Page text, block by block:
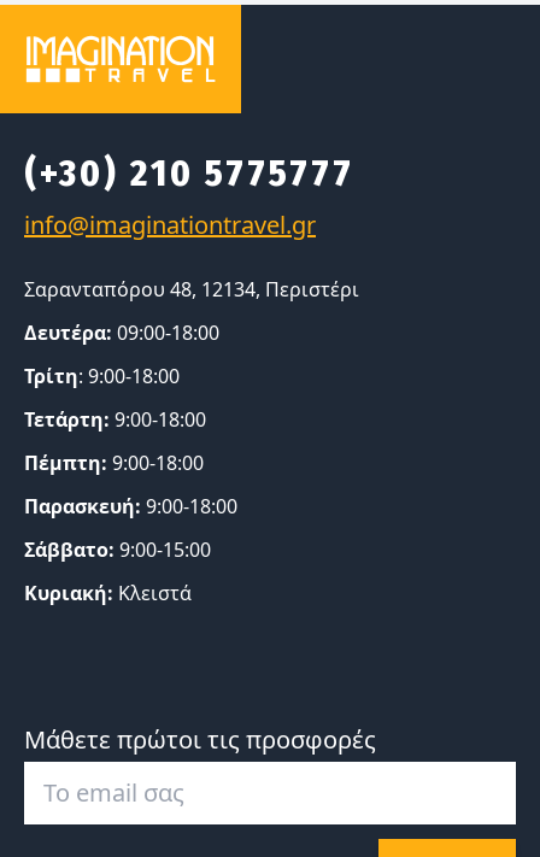
(+30) 210 5775777
Σαρανταπόρου 48, 12134, Περιστέρι
Δευτέρα: 09:00-18:00
Τρίτη: 9:00-18:00
Τετάρτη: 9:00-18:00
Πέμπτη: 9:00-18:00
Παρασκευή: 9:00-18:00
Σάββατο: 9:00-15:00
Κυριακή: Κλειστά
Μάθετε πρώτοι τις προσφορές